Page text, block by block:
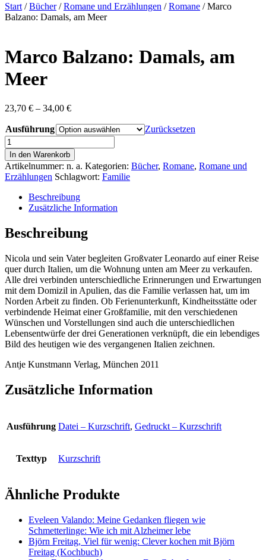
Skip
to
Start /Bücher/Romane und Erzählungen /Romane / Marco
Balzano: Damals, am Meer
Marco Balzano: Damals, am
Meer
23,70 € – 34,00 €Preisspanne:
bis
34,00 €
Ausführung
Zurücksetzen
Marco
Balzano:
Damals,
am
Meer
Menge
In den Warenkorb
Artikelnummer: n. a. Kategorien: Bücher, Romane, Romane und
Erzählungen Schlagwort: Familie
Beschreibung
Zusätzliche Information
Beschreibung
Nicola und sein Vater begleiten Großvater Leonardo auf einer Reise
quer durch Italien, um die Wohnung unten am Meer zu verkaufen.
Alle drei verbinden unterschiedliche Erinnerungen und Erwartungen
mit dem Domizil in Apulien, das die Familie verlassen hat, um im
Norden Arbeit zu finden. Ob Ferienunterkunft, Kindheitsstätte oder
verbindende Heimat einer Großfamilie, mit den verschiedenen
Wünschen und Vorstellungen sind auch die unterschiedlichen
Lebensentwürfe der drei Generationen verknüpft, die ein lebendiges
Bild des heutigen wie des vergangenen Italien zeichnen.
Antje Kunstmann Verlag, München 2011
Zusätzliche Information
Ausführung Datei – Kurzschrift, Gedruckt – Kurzschrift
Texttyp Kurzschrift
Ähnliche Produkte
Eveleen Valando: Meine Gedanken fliegen wie
Schmetterlinge: Wie ich mit Alzheimer lebe
Björn Freitag, Viel für wenig: Clever kochen mit Björn
Freitag (Kochbuch)